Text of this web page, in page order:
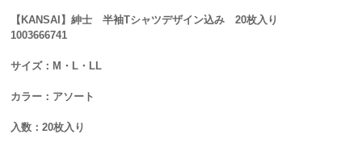
【KANSAI】紳士 半袖Tシャツデザイン込み 20枚入り
1003666741
サイズ：M・L・LL
カラー：アソート
入数：20枚入り